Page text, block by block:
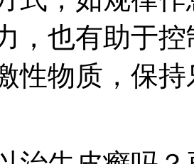
，也有助于
性物质，保